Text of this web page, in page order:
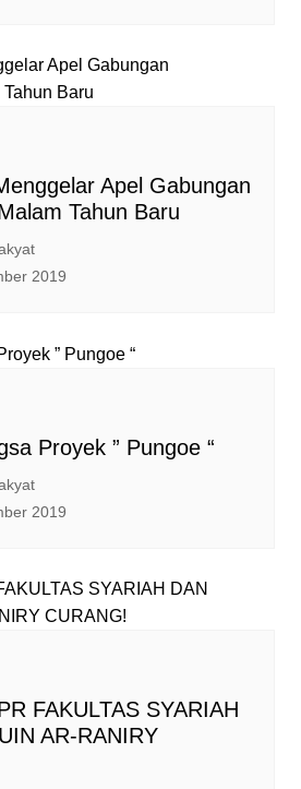
Apel Gabungan
Tahun Baru
2019
Proyek ” Pungoe “
2019
FAKULTAS SYARIAH
AR-RANIRY